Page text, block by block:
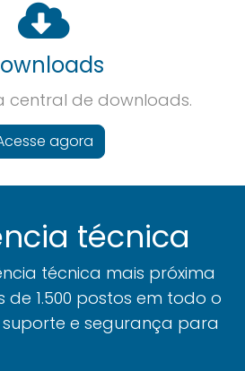
central de downloads.
agora
técnica
técnica mais próxima
de 1.500 postos em todo o
e segurança para